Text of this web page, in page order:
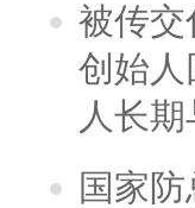
被传交
创始人
人长
国家